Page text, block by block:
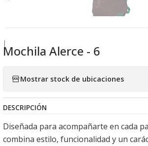
|Mochila Alerce - 6
Mostrar stock de ubicaciones
DESCRIPCIÓN
Diseñada para acompañarte en cada
combina estilo, funcionalidad y un